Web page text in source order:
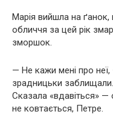
Марія вийшла на ґанок,
обличчя за цей рік
зморшок.
— Не кажи мені про неї,
зрадницьки
Сказала «вдавіться»
не ковтається, Петре.